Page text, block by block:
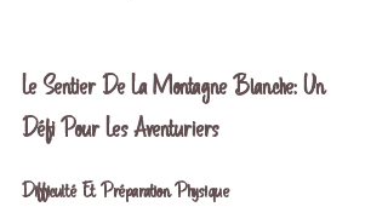
Le Sentier De La Montagne Blanche: Un
Défi Pour Les Aventuriers
Difficulté Et Préparation Physique